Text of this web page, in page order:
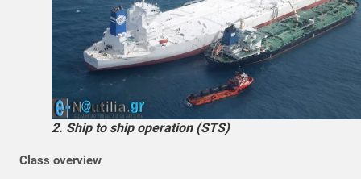
2. Ship to ship operation (STS)
Class overview